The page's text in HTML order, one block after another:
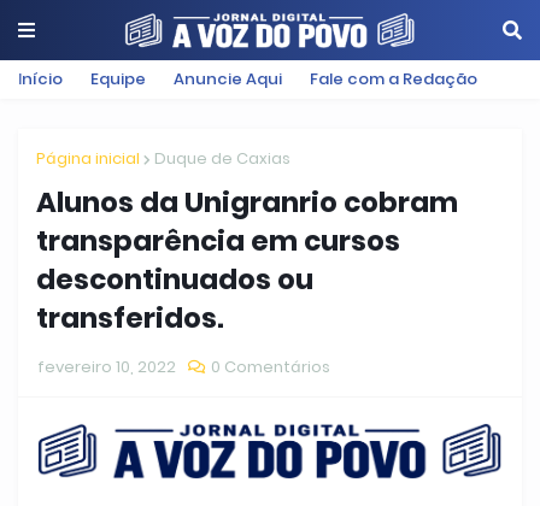
Início Equipe Anuncie Aqui Fale com a Redação
Página inicial Duque de Caxias
Alunos da Unigranrio cobram
transparência em cursos
descontinuados ou
transferidos.
fevereiro 10, 2022 0 Comentários